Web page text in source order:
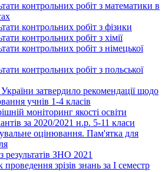
контрольних робіт з математики в
контрольних робіт з фізики
контрольних робіт з хімії
контрольних робіт з німецької
контрольних робіт з польської
затвердило рекомендації щодо
учнів 1-4 класів
моніторинг якості освіти
за 2020/2021 н.р. 5-11 класи
оцінювання. Пам'ятка для
результатів ЗНО 2021
проведення зрізів знань за І семестр